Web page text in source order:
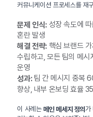
커뮤니케이션 프로세스를 재
문제 인식:성장 속도에 따
혼란 발생
해결 전략:핵심 브랜드
수립하고, 모든 팀의 메
운영
성과:팀 간 메시지 중복
향상, 내부 온보딩 효율
이 사례는 메인 메세지 정의가